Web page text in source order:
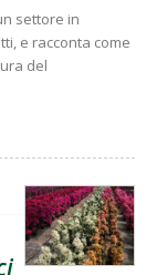
settore in
e racconta come
del